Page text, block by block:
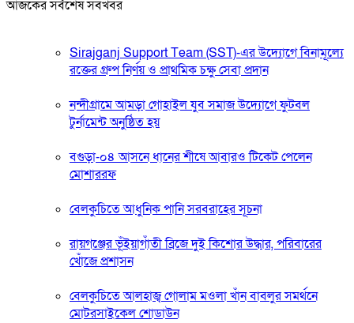
আজকের সর্বশেষ সবখবর
Sirajganj Support Team (SST)-এর উদ্যোগে বিনামূল্যে
রক্তের গ্রুপ নির্ণয় ও প্রাথমিক চক্ষু সেবা প্রদান
নন্দীগ্রামে আমড়া গোহাইল যুব সমাজ উদ্যোগে ফুটবল
টুর্নামেন্ট অনুষ্ঠিত হয়
বগুড়া-০৪ আসনে ধানের শীষে আবারও টিকেট পেলেন
মোশাররফ
বেলকুচিতে আধুনিক পানি সরবরাহের সূচনা
রায়গঞ্জের ভূঁইয়াগাঁতী ব্রিজে দুই কিশোর উদ্ধার, পরিবারের
খোঁজে প্রশাসন
বেলকুচিতে আলহাজ্ব গোলাম মওলা খাঁন বাবলুর সমর্থনে
মোটরসাইকেল শোডাউন